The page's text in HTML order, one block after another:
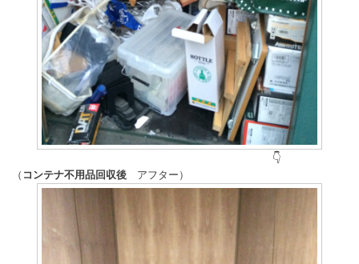
👇
（ コンテナ不用品回収後 アフター）